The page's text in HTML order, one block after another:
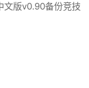
文版v0.90备份竞技